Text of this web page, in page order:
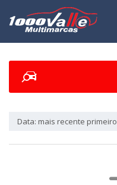
Data: mais recente primeiro